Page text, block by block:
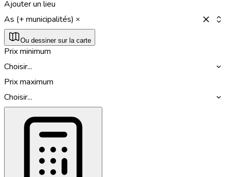
Ajouter un lieu
As (+ municipalités)
Ou dessiner sur la carte
Prix minimum
Choisir...
Prix maximum
Choisir...